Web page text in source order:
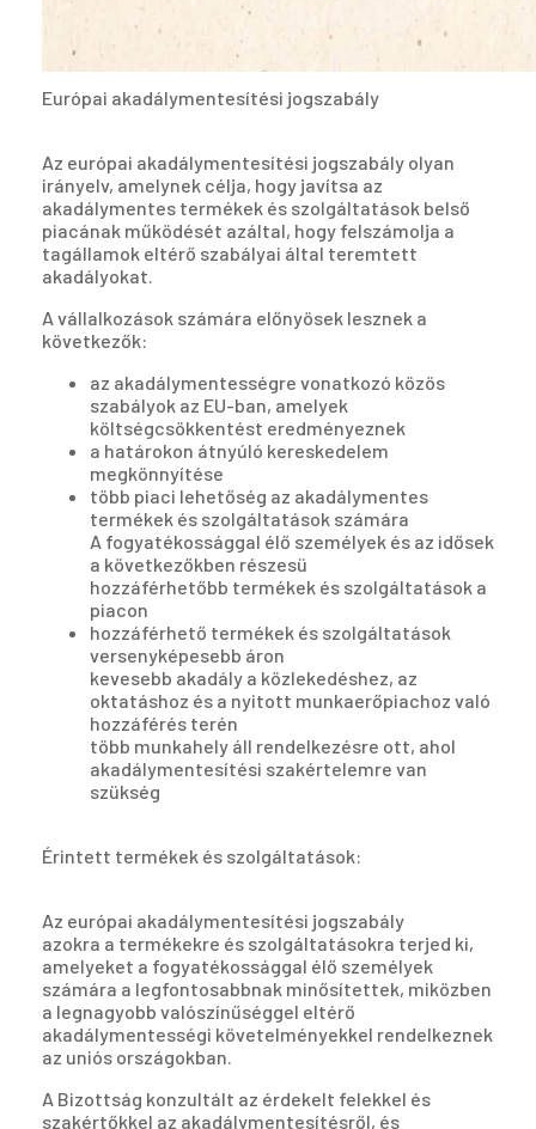
Európai akadálymentesítési jogszabály
Az európai akadálymentesítési jogszabály olyan
irányelv, amelynek célja, hogy javítsa az
akadálymentes termékek és szolgáltatások belső
piacának működését azáltal, hogy felszámolja a
tagállamok eltérő szabályai által teremtett
akadályokat.
A vállalkozások számára előnyösek lesznek a
következők:
az akadálymentességre vonatkozó közös
szabályok az EU-ban, amelyek
költségcsökkentést eredményeznek
a határokon átnyúló kereskedelem
megkönnyítése
több piaci lehetőség az akadálymentes
termékek és szolgáltatások számára
A fogyatékossággal élő személyek és az idősek
a következőkben részesü
hozzáférhetőbb termékek és szolgáltatások a
piacon
hozzáférhető termékek és szolgáltatások
versenyképesebb áron
kevesebb akadály a közlekedéshez, az
oktatáshoz és a nyitott munkaerőpiachoz való
hozzáférés terén
több munkahely áll rendelkezésre ott, ahol
akadálymentesítési szakértelemre van
szükség
Érintett termékek és szolgáltatások:
Az európai akadálymentesítési jogszabály
azokra a termékekre és szolgáltatásokra terjed ki,
amelyeket a fogyatékossággal élő személyek
számára a legfontosabbnak minősítettek, miközben
a legnagyobb valószínűséggel eltérő
akadálymentességi követelményekkel rendelkeznek
az uniós országokban.
A Bizottság konzultált az érdekelt felekkel és
szakértőkkel az akadálymentesítésről, és